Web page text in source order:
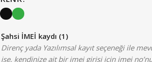
Şahsi İMEİ kaydı (1)
Direnç yada Yazılımsal kayıt seçeneği ile
ise, kendinize ait bir imei girişi için imei